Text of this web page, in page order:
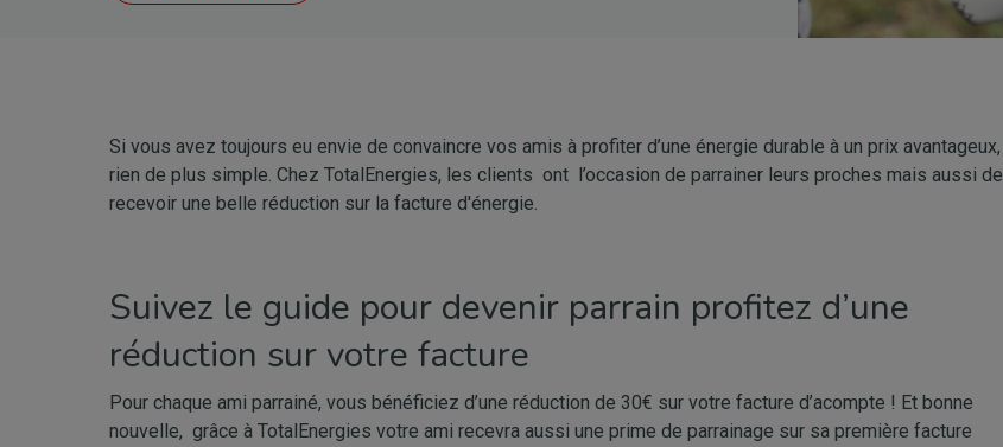
Si vous avez toujours eu envie de convaincre vos amis à profiter d’une énergie durable à un prix avantageux,
rien de plus simple. Chez TotalEnergies, les clients ont l’occasion de parrainer leurs proches mais aussi de
recevoir une belle réduction sur la facture d'énergie.
Suivez le guide pour devenir parrain profitez d’une
réduction sur votre facture
Pour chaque ami parrainé, vous bénéficiez d’une réduction de 30€ sur votre facture d’acompte ! Et bonne
nouvelle, grâce à TotalEnergies votre ami recevra aussi une prime de parrainage sur sa première facture